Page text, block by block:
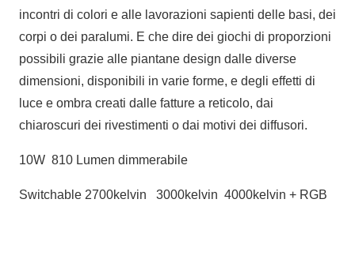
incontri di colori e alle lavorazioni sapienti delle basi, dei
corpi o dei paralumi. E che dire dei giochi di proporzioni
possibili grazie alle piantane design dalle diverse
dimensioni, disponibili in varie forme, e degli effetti di
luce e ombra creati dalle fatture a reticolo, dai
chiaroscuri dei rivestimenti o dai motivi dei diffusori.
10W 810 Lumen dimmerabile
Switchable 2700kelvin 3000kelvin 4000kelvin + RGB